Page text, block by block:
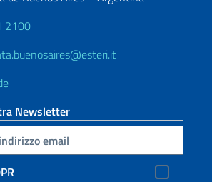
2100
Newsletter